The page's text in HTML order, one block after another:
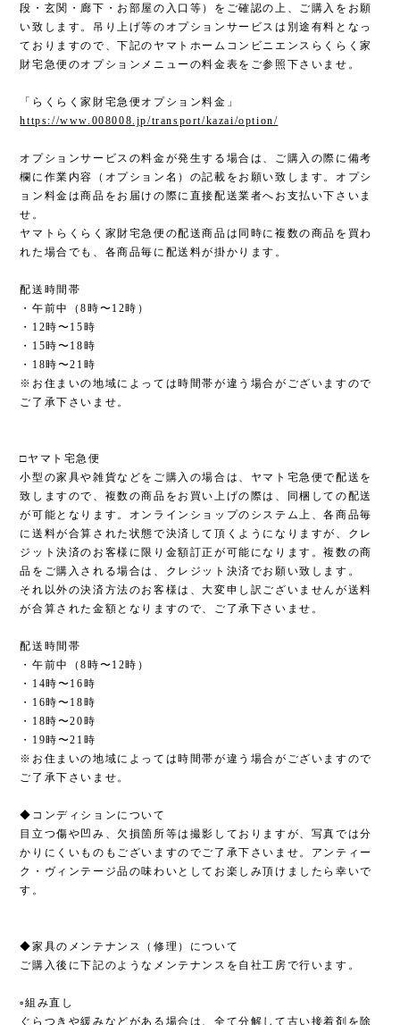
段・玄関・廊下・お部屋の入口等）をご確認の上、ご購入をお願
い致します。吊り上げ等のオプションサービスは別途有料となっ
ておりますので、下記のヤマトホームコンビニエンスらくらく家
財宅急便のオプションメニューの料金表をご参照下さいませ。
「らくらく家財宅急便オプション料金」
https://www.008008.jp/transport/kazai/option/
オプションサービスの料金が発生する場合は、ご購入の際に備考
欄に作業内容（オプション名）の記載をお願い致します。オプシ
ョン料金は商品をお届けの際に直接配送業者へお支払い下さいま
せ。
ヤマトらくらく家財宅急便の配送商品は同時に複数の商品を買わ
れた場合でも、各商品毎に配送料が掛かります。
配送時間帯
・午前中（8時〜12時）
・12時〜15時
・15時〜18時
・18時〜21時
※お住まいの地域によっては時間帯が違う場合がございますので
ご了承下さいませ。
□ヤマト宅急便
小型の家具や雑貨などをご購入の場合は、ヤマト宅急便で配送を
致しますので、複数の商品をお買い上げの際は、同梱しての配送
が可能となります。オンラインショップのシステム上、各商品毎
に送料が合算された状態で決済して頂くようになりますが、クレ
ジット決済のお客様に限り金額訂正が可能になります。複数の商
品をご購入される場合は、クレジット決済でお願い致します。
それ以外の決済方法のお客様は、大変申し訳ございませんが送料
が合算された金額となりますので、ご了承下さいませ。
配送時間帯
・午前中（8時〜12時）
・14時〜16時
・16時〜18時
・18時〜20時
・19時〜21時
※お住まいの地域によっては時間帯が違う場合がございますので
ご了承下さいませ。
◆コンディションについて
目立つ傷や凹み、欠損箇所等は撮影しておりますが、写真では分
かりにくいものもございますのでご了承下さいませ。アンティー
ク・ヴィンテージ品の味わいとしてお楽しみ頂けましたら幸いで
す。
◆家具のメンテナンス（修理）について
ご購入後に下記のようなメンテナンスを自社工房で行います。
▫︎組み直し
ぐらつきや緩みなどがある場合は、全て分解して古い接着剤を除